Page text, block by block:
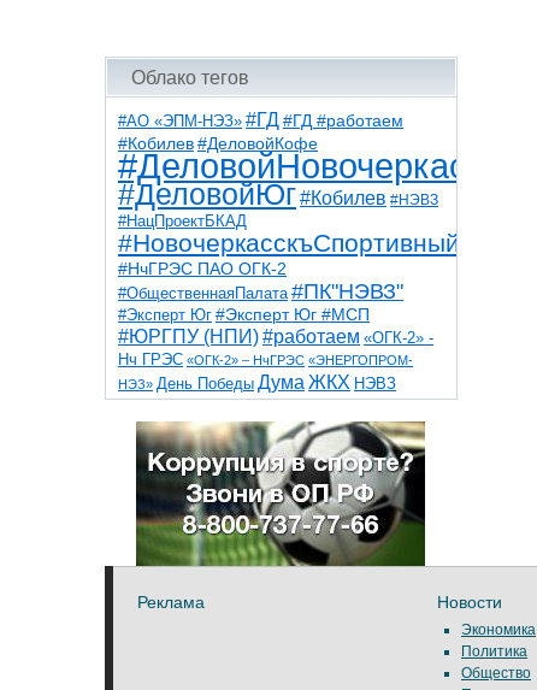
Облако тегов
#АО «ЭПМ-НЭЗ» #ГД #ГД #работаем
#Кобилев #ДеловойКофе
#ДеловойНовочеркасск
#ДеловойЮг#Кобилев #НЭВЗ
#НацПроектБКАД
#НовочеркасскъСпортивный
#НчГРЭС ПАО ОГК-2
#ОбщественнаяПалата #ПК"НЭВЗ"
#Эксперт Юг #Эксперт Юг #МСП
#ЮРГПУ (НПИ)#работаем «ОГК-2» -
Нч ГРЭС «ОГК-2» – НчГРЭС «ЭНЕРГОПРОМ-
НЭЗ» День Победы Дума ЖКХ НЭВЗ
НчГРЭС ТНТ
благоустройствоветераны выборы
детидороги казаки коррупция космос
общественная палата парк пожар роща
спорт театр транспорт художники
Реклама Новости
Экономика
Политика
Общество